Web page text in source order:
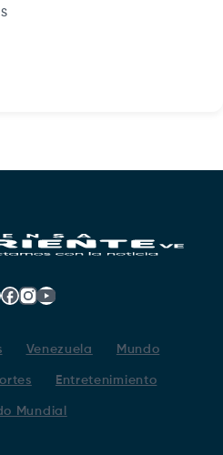
Facebook
Instagram
YouTube
Venezuela Mundo
Entretenimiento
Mundial